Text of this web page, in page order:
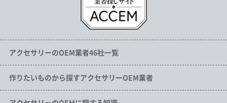
アクセサリーのOEM業者46社一覧
作りたいものから探すアクセサリーOEM業者